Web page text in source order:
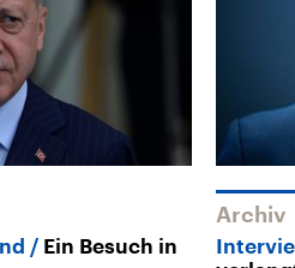
Ein Besuch in
Archiv